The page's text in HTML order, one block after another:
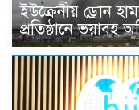
ইউক্রেনীয় ড্রোন
প্রতিষ্ঠানে ভয়াবহ